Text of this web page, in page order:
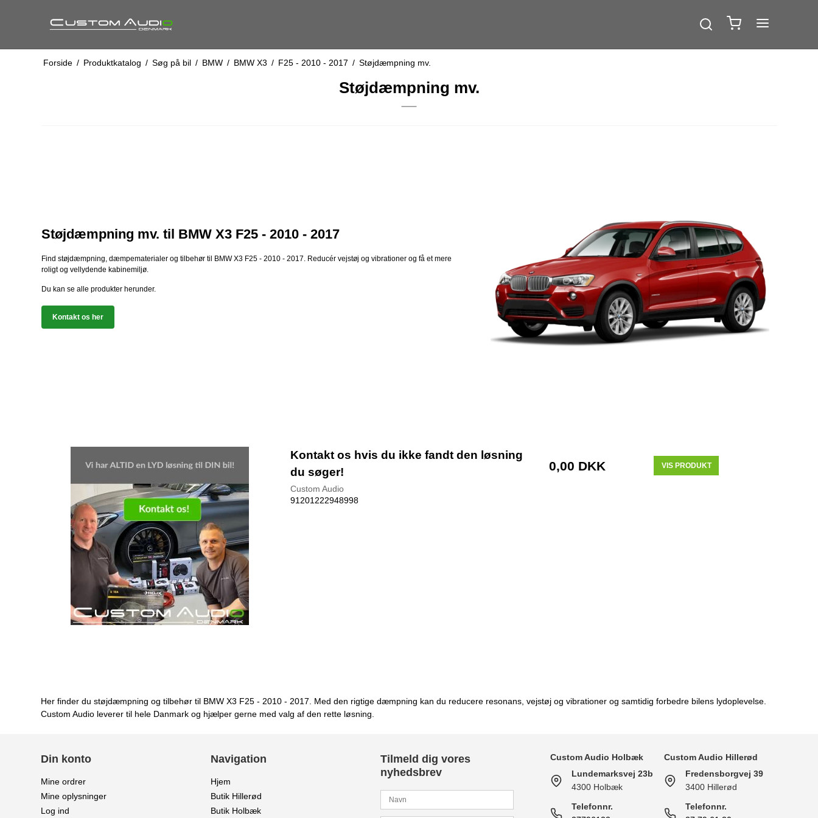
Forside / Produktkatalog / Søg på bil / BMW / BMW X3 / F25 - 2010 - 2017 / Støjdæmpning mv.
Støjdæmpning mv.
Støjdæmpning mv. til BMW X3 F25 - 2010 - 2017
Find støjdæmpning, dæmpematerialer og tilbehør til BMW X3 F25 - 2010 - 2017. Reducér vejstøj og vibrationer og få et mere
roligt og vellydende kabinemiljø.
Du kan se alle produkter herunder.
Kontakt os her
Kontakt os hvis du ikke fandt den løsning
du søger!
Custom Audio
91201222948998
0,00 DKK VIS PRODUKT
Her finder du støjdæmpning og tilbehør til BMW X3 F25 - 2010 - 2017. Med den rigtige dæmpning kan du reducere resonans, vejstøj og vibrationer og samtidig forbedre bilens lydoplevelse.
Custom Audio leverer til hele Danmark og hjælper gerne med valg af den rette løsning.
Din konto
Mine ordrer
Mine oplysninger
Log ind
Navigation
Hjem
Butik Hillerød
Butik Holbæk
Tilmeld dig vores
nyhedsbrev
Custom Audio Holbæk
Lundemarksvej 23b
4300 Holbæk
Telefonnr.
Custom Audio Hillerød
Fredensborgvej 39
3400 Hillerød
Telefonnr.